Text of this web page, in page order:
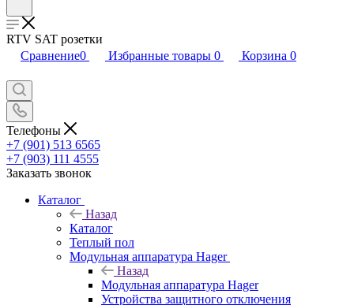
RTV SAT розетки
Сравнение0 Избранные товары 0 Корзина 0
Телефоны
+7 (901) 513 6565
+7 (903) 111 4555
Заказать звонок
Каталог
Назад
Каталог
Теплый пол
Модульная аппаратура Hager
Назад
Модульная аппаратура Hager
Устройства защитного отключения